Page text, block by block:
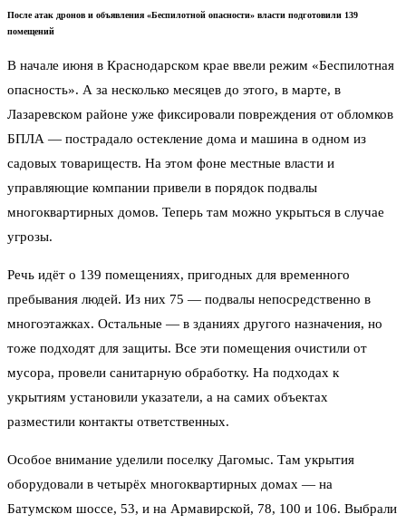
После атак дронов и объявления «Беспилотной опасности» власти подготовили 139
помещений
В начале июня в Краснодарском крае ввели режим «Беспилотная
опасность». А за несколько месяцев до этого, в марте, в
Лазаревском районе уже фиксировали повреждения от обломков
БПЛА — пострадало остекление дома и машина в одном из
садовых товариществ. На этом фоне местные власти и
управляющие компании привели в порядок подвалы
многоквартирных домов. Теперь там можно укрыться в случае
угрозы.
Речь идёт о 139 помещениях, пригодных для временного
пребывания людей. Из них 75 — подвалы непосредственно в
многоэтажках. Остальные — в зданиях другого назначения, но
тоже подходят для защиты. Все эти помещения очистили от
мусора, провели санитарную обработку. На подходах к
укрытиям установили указатели, а на самих объектах
разместили контакты ответственных.
Особое внимание уделили поселку Дагомыс. Там укрытия
оборудовали в четырёх многоквартирных домах — на
Батумском шоссе, 53, и на Армавирской, 78, 100 и 106. Выбрали